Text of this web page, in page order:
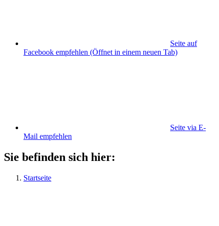
Seite auf
Facebook empfehlen (Öffnet in einem neuen Tab)
Seite via E-
Mail empfehlen
Sie befinden sich hier:
Startseite